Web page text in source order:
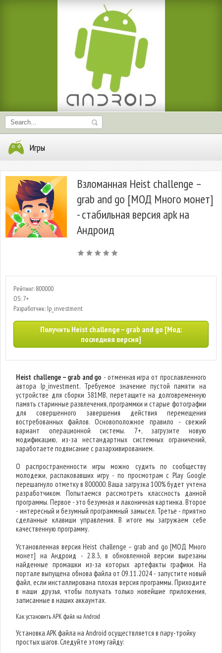
Игры
Взломанная Heist challenge –
grab and go [МОД Много монет]
- стабильная версия apk на
Андроид
Рейтинг: 800000
OS: 7+
Разработчик: Ip_investment
Получить Heist challenge – grab and go [Мод:
последняя версия]
Heist challenge – grab and go - отменная игра от прославленного
автора Ip_investment. Требуемое значение пустой памяти на
устройстве для сборки 381MB, перетащите на долговременную
память старинные развлечения, программки и старые фотографии
для совершенного завершения действия перемещения
востребованных файлов. Основоположное правило - свежий
вариант операционной системы. 7+, загрузите новую
модификацию, из-за нестандартных системных ограничений,
заработаете подвисание с разархивированием.
О распространенности игры можно судить по сообществу
молодежи, распаковавших игру - по просмотрам с Play Google
перешагнуло отметку в 800000. Ваша загрузка 100% будет учтена
разработчиком. Попытаемся рассмотреть классность данной
программы. Первое - это безумная и лаконичная картинка. Второе
- интересный и безумный программный замысел. Третье - приятно
сделанные клавиши управления. В итоге мы загружаем себе
качественную программу.
Установленная версия Heist challenge – grab and go [МОД Много
монет] на Андроид - 2.8.3, в обновленной версии вырезаны
найденные промашки из-за которых артефакты графики. На
портале выпущена обнова файла от 09.11.2024 - запустите новый
файл, если инсталлирована плохая версия программы. Приходите
в наши друзья, чтобы получать только новейшие приложения,
записанные в наших аккаунтах.
Как установить APK файл на Android
Установка APK файла на Android осуществляется в пару-тройку
простых шагов. Следуйте этому гайду: